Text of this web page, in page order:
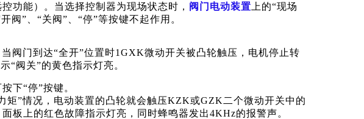
功能）。当选择控制器为现场状态时， 阀门 电动装置 上的“现场
阀”、“关阀”、“停”等按键不起作用。
阀门到达“全开”位置时1GXK微动开关被凸轮触压，电机停止转
“阀关”的黄色指示灯亮。
下“停”按键。
矩”情况，电动装置的凸轮就会触压KZK或GZK二个微动开关中的
板上的红色故障指示灯亮，同时蜂鸣器发出4KHz的报警声。